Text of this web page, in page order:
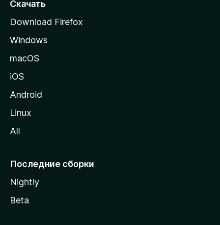
а
н
у
M
i
l
Скачать
Download Firefox
Windows
macOS
iOS
Android
Linux
All
Последние сборки
Nightly
Beta